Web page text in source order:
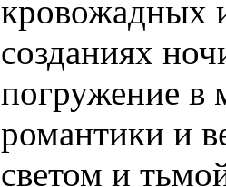
кровожадных
созданиях
погружение в
романтики и
светом и